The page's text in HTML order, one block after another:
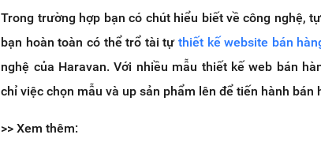
Trong trường hợp bạn có chút hiểu biết về công nghệ,
bạn hoàn toàn có thể trổ tài tự thiết kế website bán
nghệ của Haravan. Với nhiều mẫu thiết kế web bán
chỉ việc chọn mẫu và up sản phẩm lên để tiến hành bán
>> Xem thêm: